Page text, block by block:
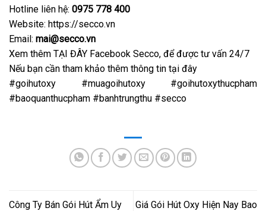
Hotline liên hệ: 0975 778 400
Website: https://secco.vn
Email: mai@secco.vn
Xem thêm TẠI ĐÂY Facebook Secco, để được tư vấn 24/7
Nếu bạn cần tham khảo thêm thông tin tại đây
#goihutoxy #muagoihutoxy #goihutoxythucpham
#baoquanthucpham #banhtrungthu #secco
Công Ty Bán Gói Hút Ẩm Uy
Giá Gói Hút Oxy Hiện Nay Bao